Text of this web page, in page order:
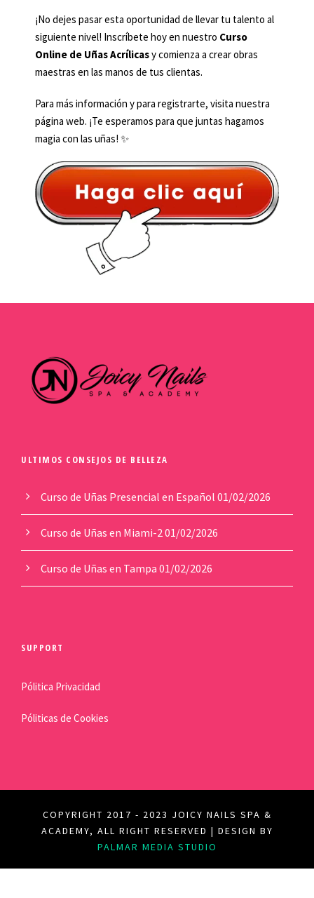
¡No dejes pasar esta oportunidad de llevar tu talento al
siguiente nivel! Inscríbete hoy en nuestro Curso
Online de Uñas Acrílicasy comienza a crear obras
maestras en las manos de tus clientas.
Para más información y para registrarte, visita nuestra
página web. ¡Te esperamos para que juntas hagamos
magia con las uñas! ✨
ULTIMOS CONSEJOS DE BELLEZA
Curso de Uñas Presencial en Español 01/02/2026
Curso de Uñas en Miami-201/02/2026
Curso de Uñas en Tampa 01/02/2026
SUPPORT
Pólitica Privacidad
Póliticas de Cookies
COPYRIGHT 2017 - 2023 JOICY NAILS SPA &
ACADEMY, ALL RIGHT RESERVED | DESIGN BY
PALMAR MEDIA STUDIO